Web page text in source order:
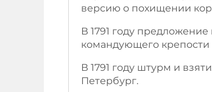
версию о похищении
В 1791 году
командующего
В 1791 году штурм и
Петербург.